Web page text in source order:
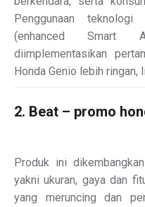
Penggunaan
(enhanced Smart
diimplementasikan
Honda Genio lebih ringan,
2. Beat – promo
Produk ini
yakni ukuran, gaya dan
yang meruncing dan